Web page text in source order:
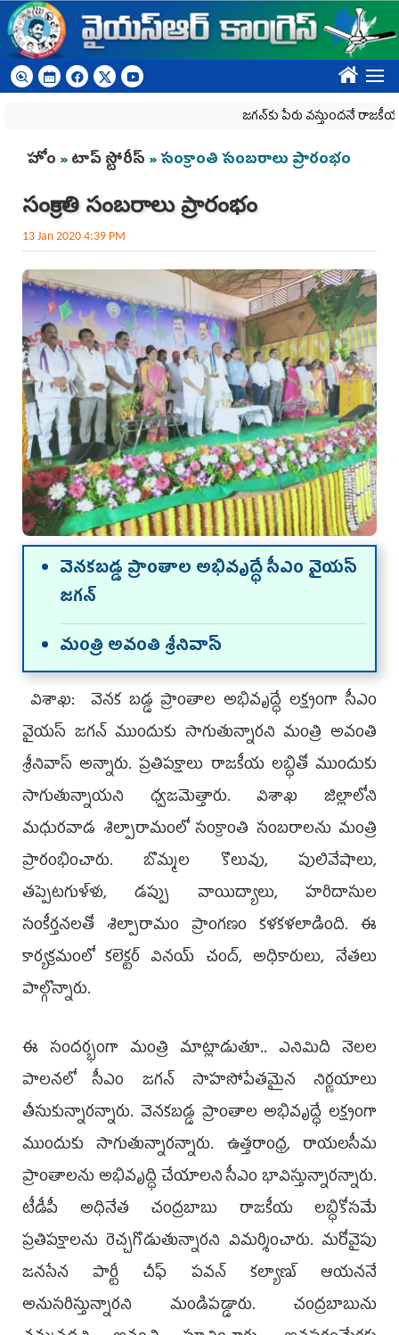
Skip to main content
????
జగన్‌కు పేరు వస్తుందనే రాజకీయ కక్షతో
You are here
హోం »టాప్ స్టోరీస్ » సంక్రాంతి సంబరాలు ప్రారంభం
సంక్రాంతి సంబరాలు ప్రారంభం
13 Jan 2020 4:39 PM
వెనకబడ్డ ప్రాంతాల అభివృద్ధే సీఎం వైయస్‌
జగన్‌
మంత్రి అవంతి శ్రీనివాస్
విశాఖ: వెనక బడ్డ ప్రాంతాల అభివృద్ధే లక్ష్యంగా సీఎం
వైయస్‌ జగన్ ముందుకు సాగుతున్నారని మంత్రి అవంతి
శ్రీనివాస్ అన్నారు. ప్రతిపక్షాలు రాజకీయ లబ్ధితో ముందుకు
సాగుతున్నాయని ధ్వజమెత్తారు. విశాఖ జిల్లాలోని
మధురవాడ శిల్పారామంలో సంక్రాంతి సంబరాలను మంత్రి
ప్రారంభించారు. బొమ్మల కొలువు, పులివేషాలు,
తప్పెటగుళ్ళు, డప్పు వాయిద్యాలు, హరిదాసుల
సంకీర్తనలతో శిల్పారామం ప్రాంగణం కళకళలాడింది. ఈ
కార్యక్రమంలో కలెక్టర్ వినయ్ చంద్, అధికారులు, నేతలు
పాల్గొన్నారు.
ఈ సందర్భంగా మంత్రి మాట్లాడుతూ.. ఎనిమిది నెలల
పాలనలో సీఎం జగన్ సాహసోపేతమైన నిర్ణయాలు
తీసుకున్నారన్నారు. వెనకబడ్డ ప్రాంతాల అభివృద్ధే లక్ష్యంగా
ముందుకు సాగుతున్నారన్నారు. ఉత్తరాంధ్ర, రాయలసీమ
ప్రాంతాలను అభివృద్ధి చేయాలని సీఎం భావిస్తున్నారన్నారు.
టీడీపీ అధినేత చంద్రబాబు రాజకీయ లబ్ధికోసమే
ప్రతిపక్షాలను రెచ్చగొడుతున్నారని విమర్శించారు. మరోవైపు
జనసేన పార్టీ చీఫ్ పవన్ కల్యాణ్ ఆయననే
అనుసరిస్తున్నారని మండిపడ్డారు. చంద్రబాబును